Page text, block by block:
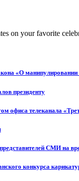
on your favorite
«О
президенту
офиса телеканала
СМИ на
конкурса